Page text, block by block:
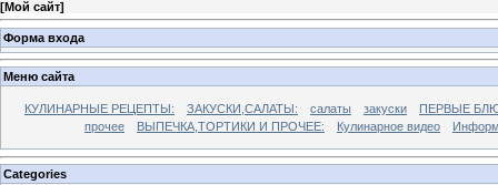
[Мой сайт]
Форма входа
Меню сайта
КУЛИНАРНЫЕ РЕЦЕПТЫ: ЗАКУСКИ,САЛАТЫ: салаты закуски
ПЕРВЫЕ
прочее
ВЫПЕЧКА,ТОРТИКИ И ПРОЧЕЕ: Кулинарное видео
Categories